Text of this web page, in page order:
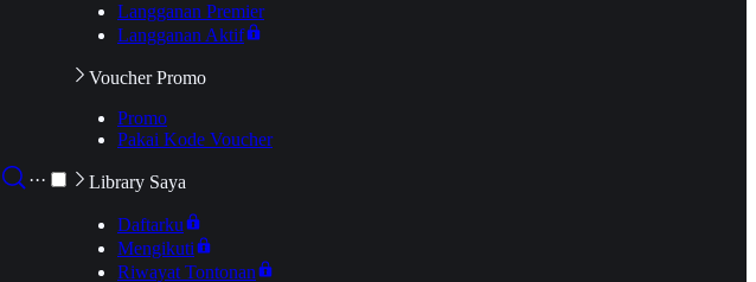
···
Langganan Premier
Langganan Aktif
Voucher Promo
Promo
Pakai Kode Voucher
Library Saya
Daftarku
Mengikuti
Riwayat Tontonan